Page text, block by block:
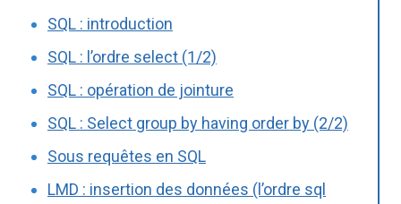
SQL : introduction
SQL : l’ordre select (1/2)
SQL : opération de jointure
SQL : Select group by having order by (2/2)
Sous requêtes en SQL
LMD : insertion des données (l’ordre sql